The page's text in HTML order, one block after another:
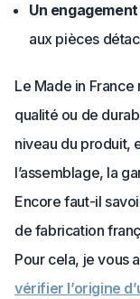
Un
aux pièces
Le Made in France
qualité ou de
niveau du produit,
l’assemblage, la
Encore faut-il
de fabrication
Pour cela, je vous
vérifier l’origine